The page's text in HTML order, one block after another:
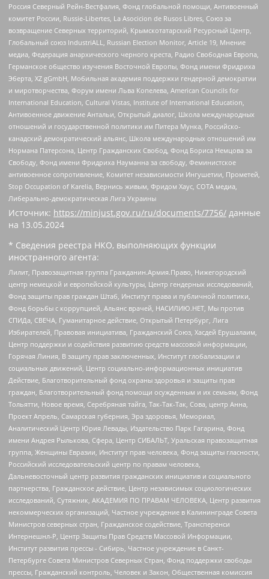
Россия Северный Рейн-Вестфалия, Фонд глобальной помощи, Антивоенный
комитет России, Russie-Libertes, La Asocicion de Rusos Libres, Союз за
возвращение Северных территорий, Крымскотатарский Ресурсный Центр,
Глобальный союз IndustriALL, Russian Election Monitor, Article 19, Мнение
медиа, Федерация анархического черного креста, Радио Свободная Европа,
Германское общество изучения Восточной Европы, Фонд имени Фридриха
Эберта, XZ gGmbH, Мобильная академия поддержки гендерной демократии
и миротворчества, Форум имени Льва Копелева, American Councils for
International Education, Cultural Vistas, Institute of International Education,
Антивоенное движение Антальи, Открытый диалог, Школа международных
отношений и государственной политики им Питера Мунка, Российско-
канадский демократический альянс, Школа международных отношений им
Нормана Патерсона, Центр Гражданских Свобод, Фонд Бориса Немцова за
Свободу, Фонд имени Фридриха Науманна за свободу, Феминистское
антивоенное сопротивление, Комитет независимости Ингушетии, Прометей,
Stop Occupation of Karelia, Вернись живым, Фридом Хаус, СОТА медиа,
Либерально-демократическая Лига Украины
Источник: https://minjust.gov.ru/ru/documents/7756/ данные
на 13.05.2024
* Сведения реестра НКО, выполняющих функции
иностранного агента:
Лилит, Правозащитная группа Гражданин.Армия.Право, Нижегородский
центр немецкой и европейской культуры, Центр гендерных исследований,
Фонд защиты прав граждан Штаб, Институт права и публичной политики,
Фонд борьбы с коррупцией, Альянс врачей, НАСИЛИЮ.НЕТ, Мы против
СПИДа, СВЕЧА, Гуманитарное действие, Открытый Петербург, Лига
Избирателей, Правовая инициатива, Гражданский Союз, Хасдей Ерушалаим,
Центр поддержки и содействия развитию средств массовой информации,
Горячая Линия, В защиту прав заключенных, Институт глобализации и
социальных движений, Центр социально-информационных инициатив
Действие, Благотворительный фонд охраны здоровья и защиты прав
граждан, Благотворительный фонд помощи осужденным и их семьям, Фонд
Тольятти, Новое время, Серебряная тайга, Так-Так-Так, Сова, центр Анна,
Проект Апрель, Самарская губерния, Эра здоровья, Мемориал,
Аналитический Центр Юрия Левады, Издательство Парк Гагарина, Фонд
имени Андрея Рылькова, Сфера, Центр СИБАЛЬТ, Уральская правозащитная
группа, Женщины Евразии, Институт прав человека, Фонд защиты гласности,
Российский исследовательский центр по правам человека,
Дальневосточный центр развития гражданских инициатив и социального
партнерства, Гражданское действие, Центр независимых социологических
исследований, Сутяжник, АКАДЕМИЯ ПО ПРАВАМ ЧЕЛОВЕКА, Центр развития
некоммерческих организаций, Частное учреждение в Калининграде Совета
Министров северных стран, Гражданское содействие, Трансперенси
Интернешнл-Р, Центр Защиты Прав Средств Массовой Информации,
Институт развития прессы - Сибирь, Частное учреждение в Санкт-
Петербурге Совета Министров Северных Стран, Фонд поддержки свободы
прессы, Гражданский контроль, Человек и Закон, Общественная комиссия